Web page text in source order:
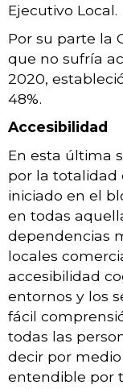
Ejecutivo Local.
Por su parte la
que no sufría
2020,
48%.
Accesibilidad
En esta última
por la totalidad
iniciado en el
en todas
dependencias
locales
accesibilidad
entornos y los
fácil
todas las
decir por
entendible por